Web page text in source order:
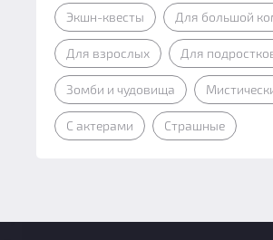
Экшн-квесты Для большой
Для взрослых Для
Зомби и чудовища
С актерами Страшные